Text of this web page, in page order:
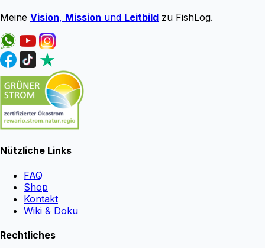
Meine Vision, Mission und Leitbild zu FishLog.
Nützliche Links
FAQ
Shop
Kontakt
Wiki & Doku
Rechtliches